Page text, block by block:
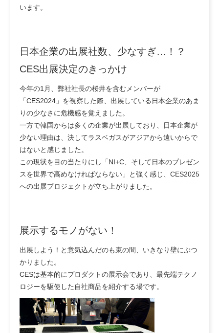
います。
日本企業の出展社数、少なすぎ…！？
CES出展決定のきっかけ
今年の1月、弊社社長の桜井を含むメンバーが
「CES2024」を視察した際、出展している日本企業のあま
りの少なさに危機感を覚えました。
一方で韓国からは多くの企業が出展しており、日本企業が
少ない理由は、決してラスベガスがアジアから遠いからで
はないと感じました。
この現状を目の当たりにし「NI+C、そして日本のプレゼン
スを世界で高めなければならない」と強く感じ、CES2025
への出展プロジェクトが立ち上がりました。
展示するモノがない！
出展しよう！と意気込んだのも束の間、いきなり壁にぶつ
かりました。
CESは基本的にプロダクトの展示会であり、最先端テクノ
ロジーを駆使した自社商品を紹介する場です。